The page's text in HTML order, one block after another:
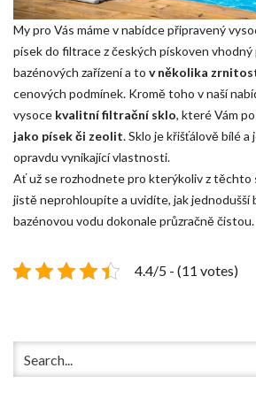
My pro Vás máme v nabídce připravený
písek do filtrace z českých pískoven
bazénových zařízení a to v několika
cenových podmínek. Kromě toho v naší
vysoce kvalitní filtrační sklo, které Vám
jako písek či zeolit. Sklo je křišťálově bílé a
opravdu vynikající vlastnosti.
Ať už se rozhodnete pro kterýkoliv z těchto
jistě neprohloupíte a uvidíte, jak jednodušší
bazénovou vodu dokonale průzračně čistou.
4.4/5 - (11 votes)